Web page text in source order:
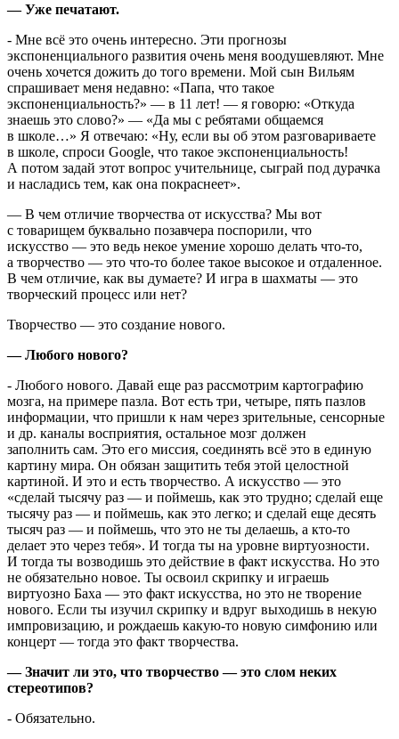
— Уже печатают.
- Мне всё это очень интересно. Эти прогнозы
экспоненциального развития очень меня воодушевляют. Мне
очень хочется дожить до того времени. Мой сын Вильям
спрашивает меня недавно: «Папа, что такое
экспоненциальность?» — в 11 лет! — я говорю: «Откуда
знаешь это слово?» — «Да мы с ребятами общаемся
в школе…» Я отвечаю: «Ну, если вы об этом разговариваете
в школе, спроси Google, что такое экспоненциальность!
А потом задай этот вопрос учительнице, сыграй под дурачка
и насладись тем, как она покраснеет».
— В чем отличие творчества от искусства? Мы вот
с товарищем буквально позавчера поспорили, что
искусство — это ведь некое умение хорошо делать что-то,
а творчество — это что-то более такое высокое и отдаленное.
В чем отличие, как вы думаете? И игра в шахматы — это
творческий процесс или нет?
Творчество — это создание нового.
— Любого нового?
- Любого нового. Давай еще раз рассмотрим картографию
мозга, на примере пазла. Вот есть три, четыре, пять пазлов
информации, что пришли к нам через зрительные, сенсорные
и др. каналы восприятия, остальное мозг должен
заполнить сам. Это его миссия, соединять всё это в единую
картину мира. Он обязан защитить тебя этой целостной
картиной. И это и есть творчество. А искусство — это
«сделай тысячу раз — и поймешь, как это трудно; сделай еще
тысячу раз — и поймешь, как это легко; и сделай еще десять
тысяч раз — и поймешь, что это не ты делаешь, а кто-то
делает это через тебя». И тогда ты на уровне виртуозности.
И тогда ты возводишь это действие в факт искусства. Но это
не обязательно новое. Ты освоил скрипку и играешь
виртуозно Баха — это факт искусства, но это не творение
нового. Если ты изучил скрипку и вдруг выходишь в некую
импровизацию, и рождаешь какую-то новую симфонию или
концерт — тогда это факт творчества.
— Значит ли это, что творчество — это слом неких
стереотипов?
- Обязательно.